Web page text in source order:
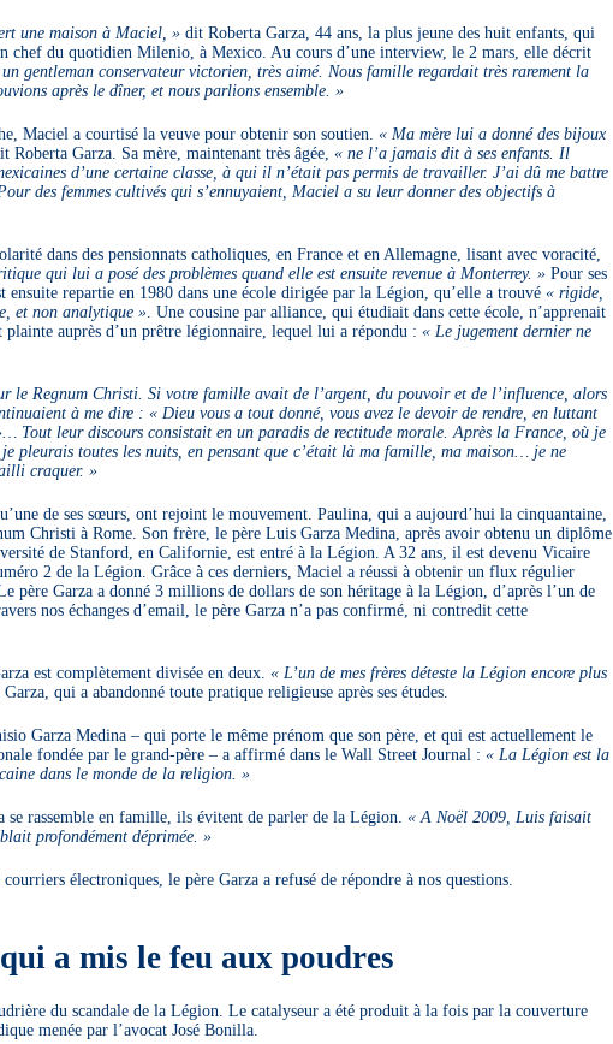
une maison à Maciel, »dit Roberta Garza, 44 ans, la plus jeune des huit enfants, qui
chef du quotidien Milenio, à Mexico. Au cours d’une interview, le 2 mars, elle décrit
gentleman conservateur victorien, très aimé. Nous famille regardait très rarement la
après le dîner, et nous parlions ensemble. »
Maciel a courtisé la veuve pour obtenir son soutien. « Ma mère lui a donné des bijoux
Roberta Garza. Sa mère, maintenant très âgée, « ne l’a jamais dit à ses enfants. Il
d’une certaine classe, à qui il n’était pas permis de travailler. J’ai dû me battre
des femmes cultivés qui s’ennuyaient, Maciel a su leur donner des objectifs à
dans des pensionnats catholiques, en France et en Allemagne, lisant avec voracité,
qui lui a posé des problèmes quand elle est ensuite revenue à Monterrey. »Pour ses
ensuite repartie en 1980 dans une école dirigée par la Légion, qu’elle a trouvé « rigide,
et non analytique ». Une cousine par alliance, qui étudiait dans cette école, n’apprenait
plainte auprès d’un prêtre légionnaire, lequel lui a répondu : « Le jugement dernier ne
le Regnum Christi. Si votre famille avait de l’argent, du pouvoir et de l’influence, alors
à me dire : « Dieu vous a tout donné, vous avez le devoir de rendre, en luttant
Tout leur discours consistait en un paradis de rectitude morale. Après la France, où je
pleurais toutes les nuits, en pensant que c’était là ma famille, ma maison… je ne
craquer. »
de ses sœurs, ont rejoint le mouvement. Paulina, qui a aujourd’hui la cinquantaine,
Christi à Rome. Son frère, le père Luis Garza Medina, après avoir obtenu un diplôme
de Stanford, en Californie, est entré à la Légion. A 32 ans, il est devenu Vicaire
2 de la Légion. Grâce à ces derniers, Maciel a réussi à obtenir un flux régulier
père Garza a donné 3 millions de dollars de son héritage à la Légion, d’après l’un de
nos échanges d’email, le père Garza n’a pas confirmé, ni contredit cette
est complètement divisée en deux. « L’un de mes frères déteste la Légion encore plus
qui a abandonné toute pratique religieuse après ses études.
Garza Medina – qui porte le même prénom que son père, et qui est actuellement le
fondée par le grand-père – a affirmé dans le Wall Street Journal : « La Légion est la
dans le monde de la religion. »
se rassemble en famille, ils évitent de parler de la Légion. « A Noël 2009, Luis faisait
profondément déprimée. »
courriers électroniques, le père Garza a refusé de répondre à nos questions.
a mis le feu aux poudres
du scandale de la Légion. Le catalyseur a été produit à la fois par la couverture
menée par l’avocat José Bonilla.